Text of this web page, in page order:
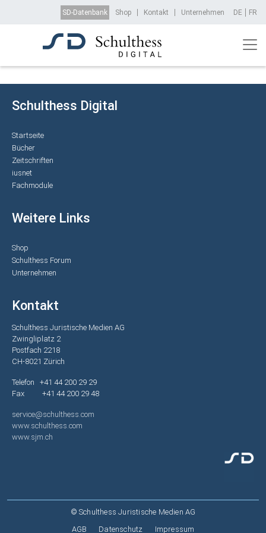
Direkt zum Inhalt
Top Menu
SD-Datenbank Shop Kontakt Unternehmen DE FR
Schulthess Digital
Startseite
Bücher
Zeitschriften
iusnet
Fachmodule
Weitere Links
Shop
Schulthess Forum
Unternehmen
Kontakt
Schulthess Juristische Medien AG
Zwingliplatz 2
Postfach 2218
CH-8021 Zürich
Telefon +41 44 200 29 29
Fax +41 44 200 29 48
service@schulthess.com
www.schulthess.com
www.sjm.ch
© Schulthess Juristische Medien AG
AGB Datenschutz Impressum